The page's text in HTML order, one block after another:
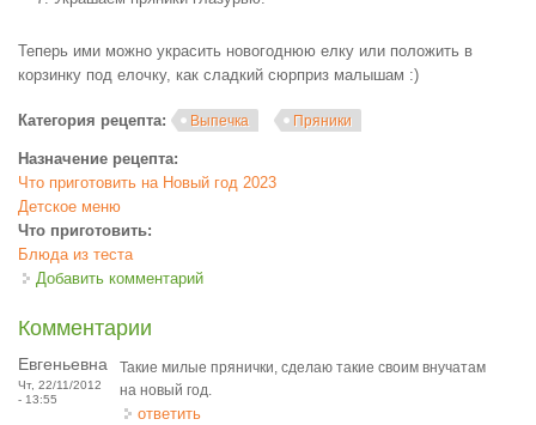
Теперь ими можно украсить новогоднюю елку или положить в
корзинку под елочку, как сладкий сюрприз малышам :)
Категория рецепта: Выпечка Пряники
Назначение рецепта:
Что приготовить на Новый год 2023
Детское меню
Что приготовить:
Блюда из теста
Добавить комментарий
Комментарии
Евгеньевна
Чт, 22/11/2012
- 13:55
Такие милые прянички, сделаю такие своим внучатам
на новый год.
ответить